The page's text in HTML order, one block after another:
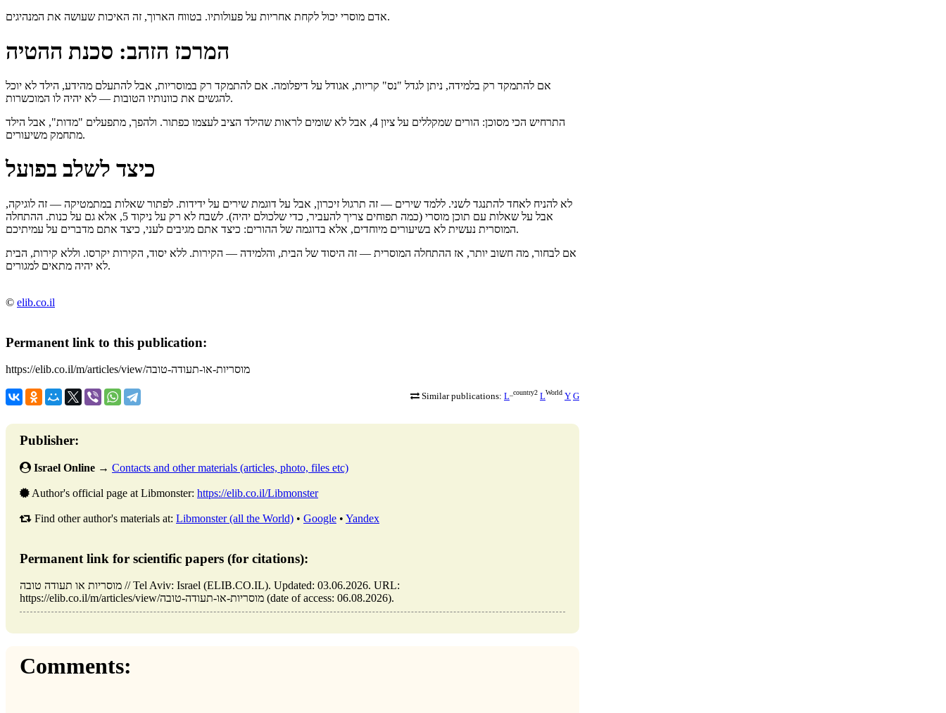
אדם מוסרי יכול לקחת אחריות על פעולותיו. בטווח הארוך, זה האיכות שעושה את המנהיגים.
המרכז הזהב: סכנת ההטיה
אם להתמקד רק בלמידה, ניתן לגדל "נס" קריות, אגודל על דיפלומה. אם להתמקד רק במוסריות, אבל להתעלם מהידע, הילד לא יוכל
להגשים את כוונותיו הטובות — לא יהיה לו המוכשרות.
התרחיש הכי מסוכן: הורים שמקללים על ציון 4, אבל לא שומים לראות שהילד הציב לעצמו כפתור. ולהפך, מתפעלים "מדות", אבל הילד
מתחמק משיעורים.
כיצד לשלב בפועל
לא להניח לאחד להתנגד לשני. ללמד שירים — זה תרגול זיכרון, אבל על דוגמת שירים על ידידות. לפתור שאלות במתמטיקה — זה לוגיקה,
אבל על שאלות עם תוכן מוסרי (כמה תפוחים צריך להעביר, כדי שלכולם יהיה). לשבח לא רק על ניקוד 5, אלא גם על כנות. ההתחלה
המוסרית נעשית לא בשיעורים מיוחדים, אלא בדוגמה של ההורים: כיצד אתם מגיבים לעני, כיצד אתם מדברים על עמיתיכם.
אם לבחור, מה חשוב יותר, אז ההתחלה המוסרית — זה היסוד של הבית, והלמידה — הקירות. ללא יסוד, הקירות יקרסו. וללא קירות, הבית
לא יהיה מתאים למגורים.
© elib.co.il
Permanent link to this publication:
https://elib.co.il/m/articles/view/מוסריות-או-תעודה-טובה
Similar publications: L _country2 LWorld Y G
Publisher:
Israel Online → Contacts and other materials (articles, photo, files etc)
Author's official page at Libmonster: https://elib.co.il/Libmonster
Find other author's materials at: Libmonster (all the World) • Google • Yandex
Permanent link for scientific papers (for citations):
מוסריות או תעודה טובה // Tel Aviv: Israel (ELIB.CO.IL). Updated: 03.06.2026. URL:
https://elib.co.il/m/articles/view/מוסריות-או-תעודה-טובה (date of access: 06.08.2026).
Comments: